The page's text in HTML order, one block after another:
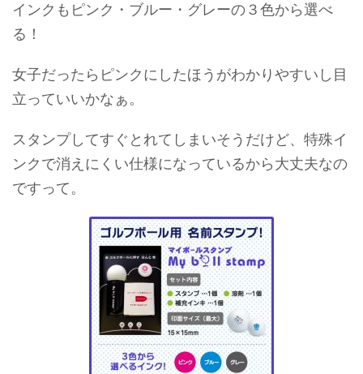
インクもピンク・ブルー・グレーの３色から選べ
る！
女子だったらピンクにしたほうがわかりやすいし目
立っていいかなぁ。
スタンプしてすぐとれてしまいそうだけど、特殊イ
ンクで消えにくい仕様になっているから大丈夫なの
ですって。